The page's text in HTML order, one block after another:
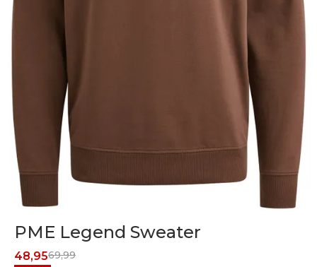
PME Legend Sweater
69,99
48,95